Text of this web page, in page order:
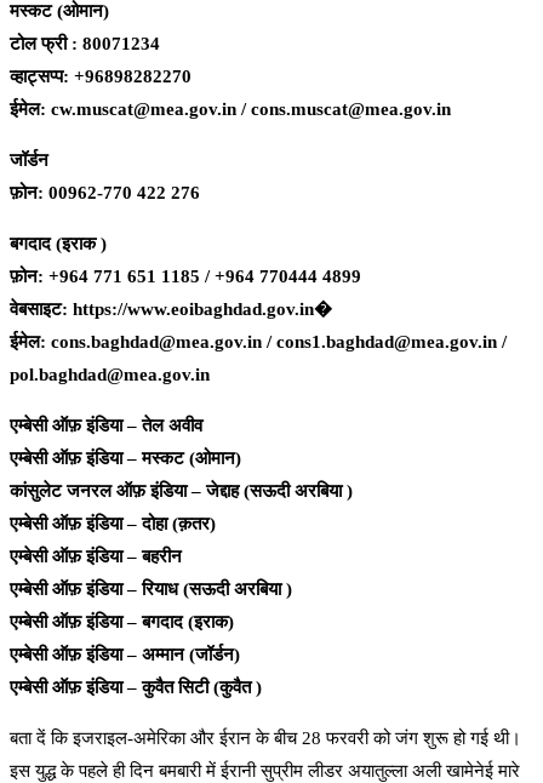
मस्कट (ओमान)
टोल फ्री : 80071234
व्हाट्सप्प: +96898282270
ईमेल: cw.muscat@mea.gov.in / cons.muscat@mea.gov.in
जॉर्डन
फ़ोन: 00962-770 422 276
बगदाद (इराक )
फ़ोन: +964 771 651 1185 / +964 770444 4899
वेबसाइट: https://www.eoibaghdad.gov.in⁠�
ईमेल: cons.baghdad@mea.gov.in / cons1.baghdad@mea.gov.in /
pol.baghdad@mea.gov.in
एम्बेसी ऑफ़ इंडिया – तेल अवीव
एम्बेसी ऑफ़ इंडिया – मस्कट (ओमान)
कांसुलेट जनरल ऑफ़ इंडिया – जेद्दाह (सऊदी अरबिया )
एम्बेसी ऑफ़ इंडिया – दोहा (क़तर)
एम्बेसी ऑफ़ इंडिया – बहरीन
एम्बेसी ऑफ़ इंडिया – रियाध (सऊदी अरबिया )
एम्बेसी ऑफ़ इंडिया – बगदाद (इराक)
एम्बेसी ऑफ़ इंडिया – अम्मान (जॉर्डन)
एम्बेसी ऑफ़ इंडिया – कुवैत सिटी (कुवैत )
बता दें कि इजराइल-अमेरिका और ईरान के बीच 28 फरवरी को जंग शुरू हो गई थी।
इस युद्ध के पहले ही दिन बमबारी में ईरानी सुप्रीम लीडर अयातुल्ला अली खामेनेई मारे